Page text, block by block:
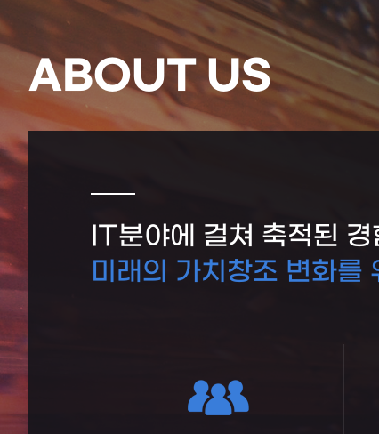
ABOUT US
IT분야에 걸쳐 축적된
미래의 가치창조 변화를